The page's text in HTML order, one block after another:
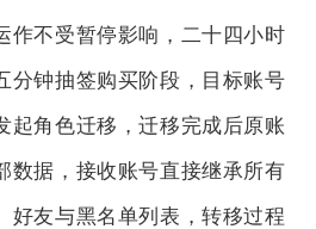
作不受暂停影响，二十四小时
分钟抽签购买阶段，目标账号
起角色迁移，迁移完成后原账
数据，接收账号直接继承所有
好友与黑名单列表，转移过程